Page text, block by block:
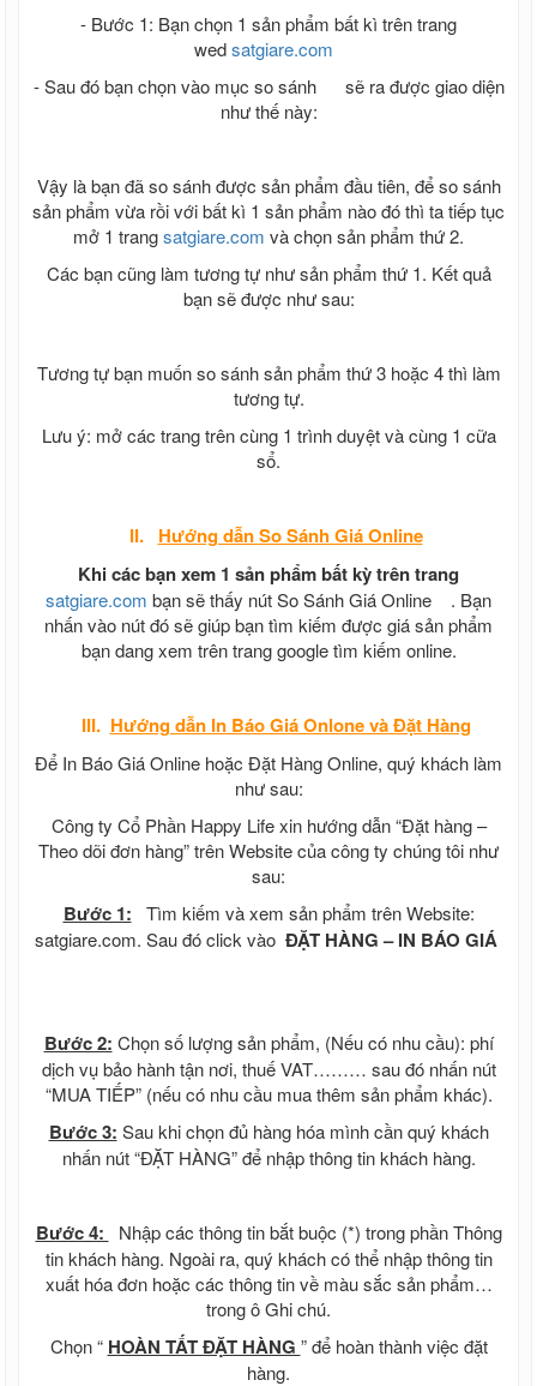
- Bước 1: Bạn chọn 1 sản phẩm bất kì trên trang
wedsatgiare.com
- Sau đó bạn chọn vào mục so sánh
sẽ ra được giao diện
như thế này:
Vậy là bạn đã so sánh được sản phẩm đầu tiên, để so sánh
sản phẩm vừa rồi với bất kì 1 sản phẩm nào đó thì ta tiếp tục
mở 1 trangsatgiare.com và chọn sản phẩm thứ 2.
Các bạn cũng làm tương tự như sản phẩm thứ 1. Kết quả
bạn sẽ được như sau:
Tương tự bạn muốn so sánh sản phẩm thứ 3 hoặc 4 thì làm
tương tự.
Lưu ý: mở các trang trên cùng 1 trình duyệt và cùng 1 cữa
sổ.
II. Hướng dẫnSo Sánh Giá Online
Khi các bạn xem 1 sản phẩm bất kỳ trên trang
satgiare.com bạn sẽ thấy nút So Sánh Giá Online
. Bạn
nhấn vào nút đó sẽ giúp bạn tìm kiếm được giá sản phẩm
bạn dang xem trên trang google tìm kiếm online.
III. Hướng dẫn In Báo Giá Onlone và Đặt Hàng
Để In Báo Giá Online hoặc Đặt Hàng Online, quý khách làm
như sau:
Công ty Cổ Phần Happy Life xin hướng dẫn “Đặt hàng –
Theo dõi đơn hàng” trên Website của công ty chúng tôi như
sau:
Bước 1: Tìm kiếm và xem sản phẩm trên Website:
satgiare.com. Sau đó click vào ĐẶT HÀNG – IN BÁO GIÁ
Bước 2: Chọn số lượng sản phẩm, (Nếu có nhu cầu): phí
dịch vụ bảo hành tận nơi, thuế VAT……… sau đó nhấn nút
“MUA TIẾP” (nếu có nhu cầu mua thêm sản phẩm khác).
Bước 3: Sau khi chọn đủ hàng hóa mình cần quý khách
nhấn nút “ĐẶT HÀNG” để nhập thông tin khách hàng.
Bước 4:
Nhập các thông tin bắt buộc (*) trong phần Thông
tin khách hàng. Ngoài ra, quý khách có thể nhập thông tin
xuất hóa đơn hoặc các thông tin về màu sắc sản phẩm…
trong ô Ghi chú.
Chọn “ HOÀN TẤT ĐẶT HÀNG ” để hoàn thành việc đặt
hàng.